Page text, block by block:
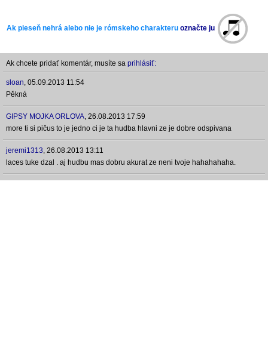
Ak pieseň nehrá alebo nie je rómskeho charakteru označte ju
Ak chcete pridať komentár, musíte sa prihlásiť:
sloan, 05.09.2013 11:54
Pěkná
GIPSY MOJKA ORLOVA, 26.08.2013 17:59
more ti si pičus to je jedno ci je ta hudba hlavni ze je dobre odspivana
jeremi1313, 26.08.2013 13:11
laces tuke dzal . aj hudbu mas dobru akurat ze neni tvoje hahahahaha.